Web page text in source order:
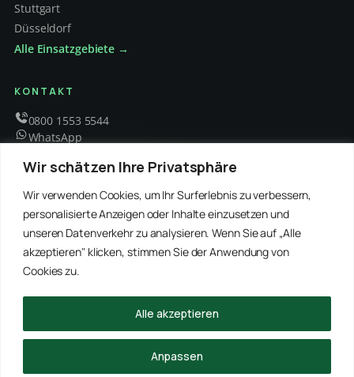
Wir schätzen Ihre Privatsphäre
Wir verwenden Cookies, um Ihr Surferlebnis zu verbessern,
personalisierte Anzeigen oder Inhalte einzusetzen und
unseren Datenverkehr zu analysieren. Wenn Sie auf „Alle
akzeptieren" klicken, stimmen Sie der Anwendung von
Cookies zu.
Anpassen
Alle akzeptieren
Stuttgart
Düsseldorf
Alle Einsatzgebiete →
KONTAKT
0800 1553 5544
WhatsApp
Mo – Fr 8 – 18 Uhr
EMPFOHLENE PARTNER
WinRei24 Dienstleistungen
Winterdienst Profi NRW
Winterdienst Niedersachsen
Winterdienst Hansa
Winterdienst Freitag
© 2026 Schädlingsbekämpfung Kraft · Alle Rechte vorbehalten